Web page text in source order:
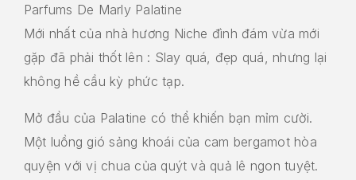
Parfums De Marly Palatine
Mới nhất của nhà hương Niche đình đám vừa mới
gặp đã phải thốt lên : Slay quá, đẹp quá, nhưng lại
không hề cầu kỳ phức tạp.
Mở đầu của Palatine có thể khiến bạn mỉm cười.
Một luồng gió sảng khoái của cam bergamot hòa
quyện với vị chua của quýt và quả lê ngon tuyệt.